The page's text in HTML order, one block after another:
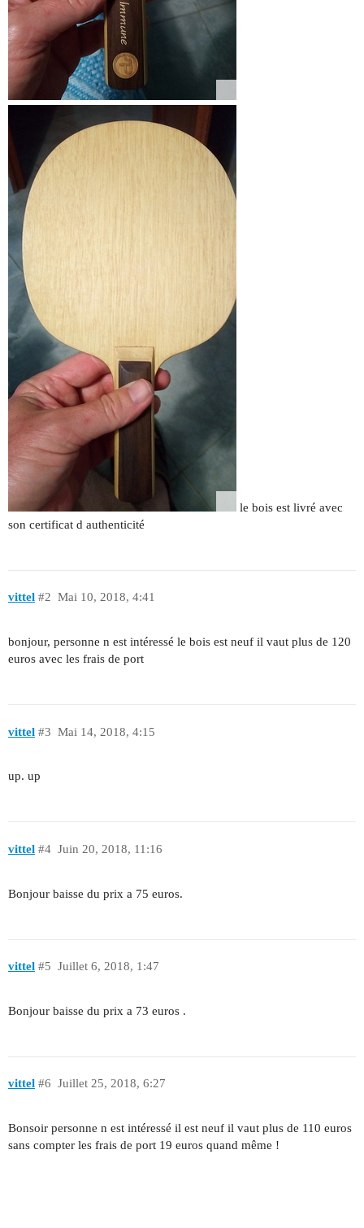
le bois est livré avec
son certificat d authenticité
vittel Mai 10, 2018, 4:41
#2
bonjour, personne n est intéressé le bois est neuf il vaut plus de 120
euros avec les frais de port
vittel Mai 14, 2018, 4:15
#3
up. up
vittel Juin 20, 2018, 11:16
#4
Bonjour baisse du prix a 75 euros.
vittel Juillet 6, 2018, 1:47
#5
Bonjour baisse du prix a 73 euros .
vittel Juillet 25, 2018, 6:27
#6
Bonsoir personne n est intéressé il est neuf il vaut plus de 110 euros
sans compter les frais de port 19 euros quand même !